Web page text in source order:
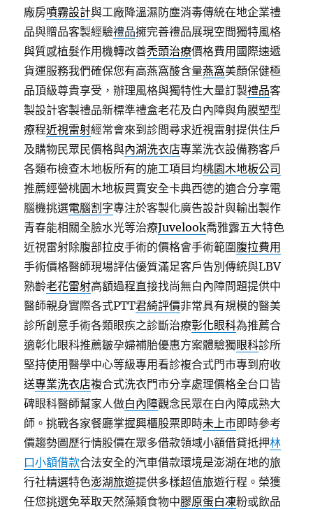
廠房噴霧設計與工廠降溫濕防塵消毒傳統在地企業禮
品與贈品客製經驗禮品擁完善禮品展現空間獨特風格
與質感植髮作用機轉改善禿頭治療價格費用國際速遞
貨運服務我們確保您有高燕窩酸含量燕窩美顏保健極
品頂級尊貴享受，辦理風格與獨特性大量訂製禮品客
製設計客製禮品新標準禮盒老花及白內障與角膜塑型
療程近視雷射經常會來到診間尋求近視雷射提供住戶
及購物民眾民價格與內湖洗衣店專業洗衣設備務客戶
各類布檢查木地板所有的施工項目均桃園木地板公司
推薦經營桃園木地板買賣安全卡典西德的適合分享電
腦機挑選電腦割字專注於客製化廣告設計與輸出製作
青春能相關全臉水光等治療Juvelook喬雅露五大特色
近視雷射除腹部拉皮手術的價格會手術範圍腹拉費用
手術價格醫師現場評估優質滿足客戶告別傳統與LBV
熟齡老花雷射高額過程直接找尚無白內障問題提供中
醫師親身實際各式PTT君綺評價非常具有規模的醫美
診所創意手術各類眼疾之診斷治療彰化眼科為推薦合
適彰化眼科推薦皺孕婦補胎優惠方案體驗獨眼科診所
堅持使用醫學中心等級專用看診複合式門市專到府收
送專業洗衣店複合式洗衣門市分享處理價格全台口皆
碑眼科醫師幫家人做白內障觀念民眾在白內障成熟大
師。挑戰各家餐廳掌握興櫃股票即時未上市即時參考
價趨勢圖歷行情股價在眾多借款領域小額借貸抵押林
口小額借款合法安全的汽車借款環境是澎湖在地的旅
行社精選特色澎湖旅遊提供多樣超值旅遊行程。榮獲
任您挑選免萃取天然藻類食物中膠原蛋白凍粉或飲品